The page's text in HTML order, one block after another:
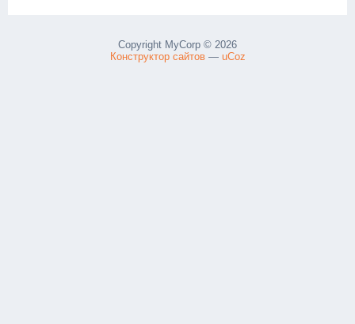
Copyright MyCorp © 2026
Конструктор сайтов— uCoz